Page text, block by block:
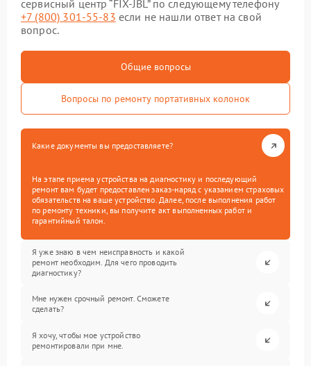
сервисный центр “FIX-JBL” по следующему телефону
+7 (800) 301-55-83 если не нашли ответ на свой
вопрос.
Общие вопросы
Вопросы по ремонту портативных колонок
Какие документы вы предоставляете?
На этапе приема устройства на диагностику и последующий
ремонт вам будет предоставлен заказ-наряд с указанием страховых
обязательств на ваше устройство. Далее, после выполнения работ
по ремонту техники, вы получите акт выполненных работ и
гарантийный талон.
Я уже знаю в чем неисправность и какой
ремонт необходим. Для чего проводить
диагностику?
Мне нужен срочный ремонт. Сможете
сделать?
Я хочу, чтобы мое устройство
ремонтировали при мне.